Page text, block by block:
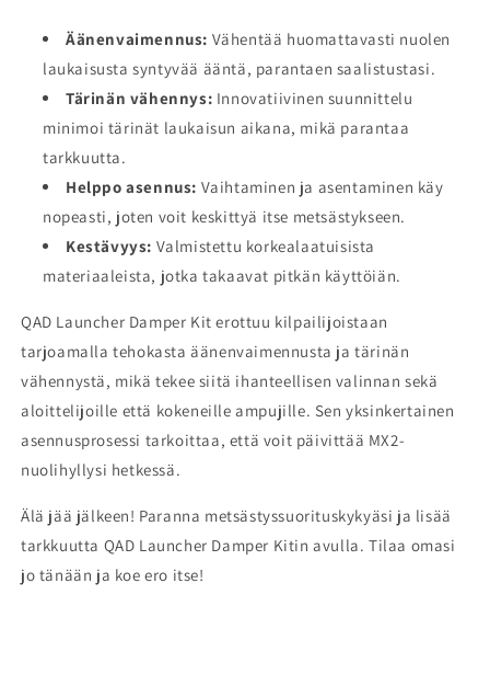
Äänenvaimennus: Vähentää huomattavasti nuolen
laukaisusta syntyvää ääntä, parantaen saalistustasi.
Tärinän vähennys: Innovatiivinen suunnittelu
minimoi tärinät laukaisun aikana, mikä parantaa
tarkkuutta.
Helppo asennus: Vaihtaminen ja asentaminen käy
nopeasti, joten voit keskittyä itse metsästykseen.
Kestävyys: Valmistettu korkealaatuisista
materiaaleista, jotka takaavat pitkän käyttöiän.
QAD Launcher Damper Kit erottuu kilpailijoistaan
tarjoamalla tehokasta äänenvaimennusta ja tärinän
vähennystä, mikä tekee siitä ihanteellisen valinnan sekä
aloittelijoille että kokeneille ampujille. Sen yksinkertainen
asennusprosessi tarkoittaa, että voit päivittää MX2-
nuolihyllysi hetkessä.
Älä jää jälkeen! Paranna metsästyssuorituskykyäsi ja lisää
tarkkuutta QAD Launcher Damper Kitin avulla. Tilaa omasi
jo tänään ja koe ero itse!